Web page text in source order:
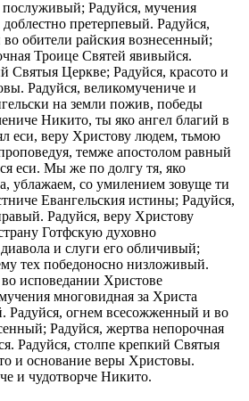
Радуйся, мучения
претерпевый. Радуйся,
обители райския вознесенный;
Троице Святей явивыйся.
Святыя Церкве; Радуйся, красото и
Радуйся, великомучениче и
на земли пожив, победы
Никито, ты яко ангел благий в
еси, веру Христову людем, тьмою
темже апостолом равный
еси. Мы же по долгу тя, яко
ублажаем, со умилением зовуще ти
Евангельския истины; Радуйся,
Радуйся, веру Христову
Готфскую духовно
и слуги его обличивый;
тех победоносно низложивый.
исповедании Христове
многовидная за Христа
Радуйся, огнем всесожженный и во
Радуйся, жертва непорочная
Радуйся, столпе крепкий Святыя
и основание веры Христовы.
и чудотворче Никито.